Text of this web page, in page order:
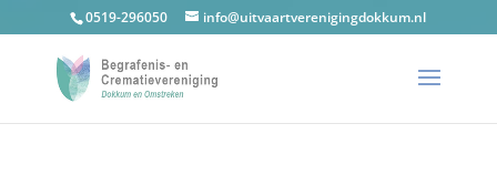
0519-296050 info@uitvaartverenigingdokkum.nl